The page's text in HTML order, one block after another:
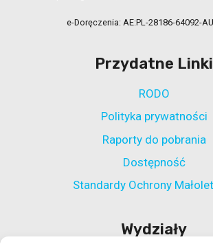
e-Doręczenia: AE:PL-28186-64092-
Przydatne Linki
RODO
Polityka prywatności
Raporty do pobrania
Dostępność
Standardy Ochrony
Wydziały